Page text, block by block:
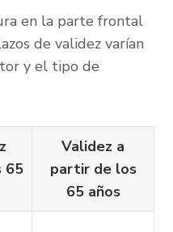
en la parte frontal
de validez varían
y el tipo de
65
Validez a
partir de los
65 años